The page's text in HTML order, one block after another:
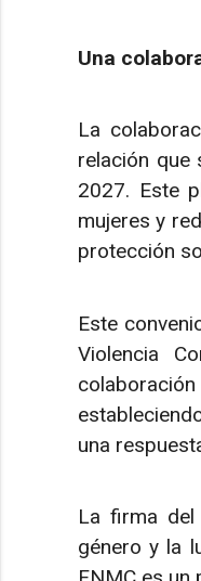
Una
La
relación que
2027. Este
mujeres y
protección
Este
Violencia
una
La firma
género y la